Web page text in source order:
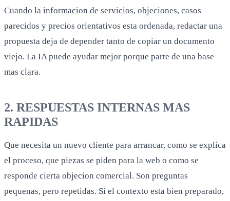
Cuando la informacion de servicios, objeciones, casos
parecidos y precios orientativos esta ordenada, redactar una
propuesta deja de depender tanto de copiar un documento
viejo. La IA puede ayudar mejor porque parte de una base
mas clara.
2. RESPUESTAS INTERNAS MAS
RAPIDAS
Que necesita un nuevo cliente para arrancar, como se explica
el proceso, que piezas se piden para la web o como se
responde cierta objecion comercial. Son preguntas
pequenas, pero repetidas. Si el contexto esta bien preparado,